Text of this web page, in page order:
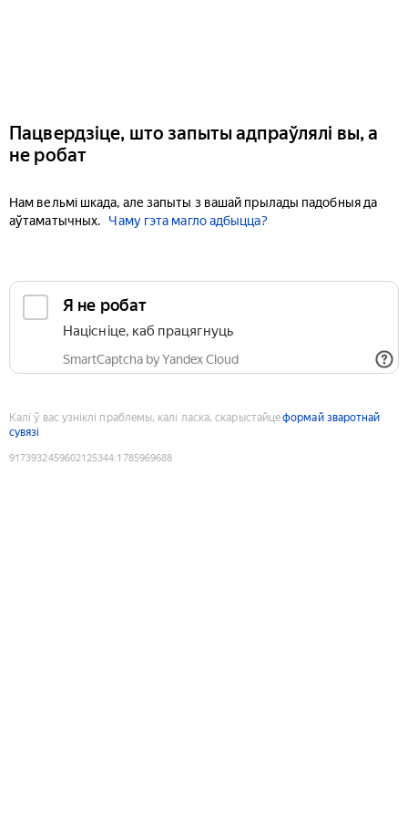
Пацвердзіце, што запыты адпраўлялі вы, а
не робат
Нам вельмі шкада, але запыты з вашай прылады падобныя да
аўтаматычных.
Чаму гэта магло адбыцца?
Я не робат
Націсніце, каб працягнуць
SmartCaptcha by Yandex Cloud
Калі ў вас узніклі праблемы, калі ласка, скарыстайцеформай зваротнай
сувязі
9173932459602125344:1785969688